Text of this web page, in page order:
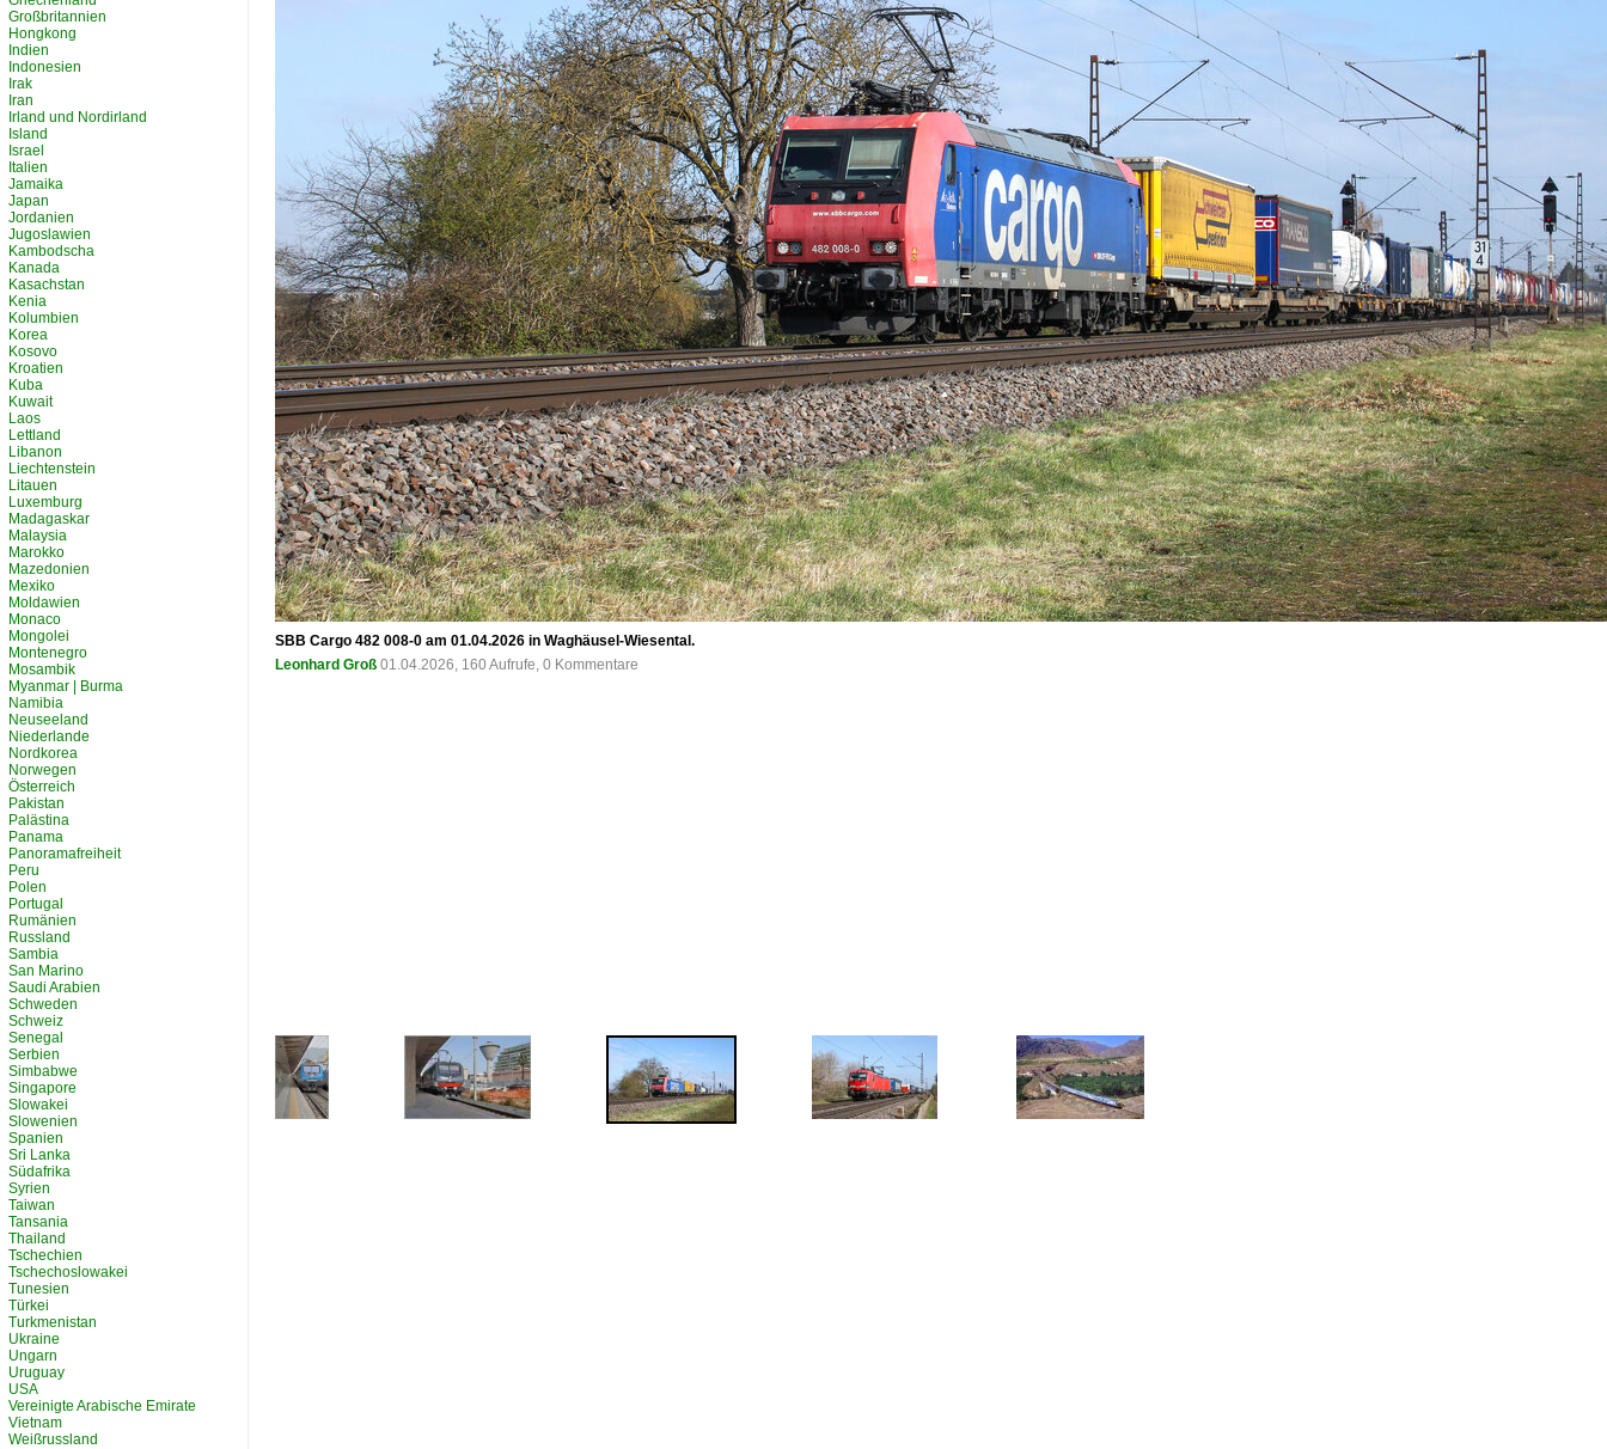
SBB Cargo 482 008-0 am 01.04.2026 in Waghäusel-Wiesental.
Leonhard Groß 01.04.2026, 160 Aufrufe, 0 Kommentare
Großbritannien
Hongkong
Indien
Indonesien
Irak
Iran
Irland und Nordirland
Island
Israel
Italien
Jamaika
Japan
Jordanien
Jugoslawien
Kambodscha
Kanada
Kasachstan
Kenia
Kolumbien
Korea
Kosovo
Kroatien
Kuba
Kuwait
Laos
Lettland
Libanon
Liechtenstein
Litauen
Luxemburg
Madagaskar
Malaysia
Marokko
Mazedonien
Mexiko
Moldawien
Monaco
Mongolei
Montenegro
Mosambik
Myanmar | Burma
Namibia
Neuseeland
Niederlande
Nordkorea
Norwegen
Österreich
Pakistan
Palästina
Panama
Panoramafreiheit
Peru
Polen
Portugal
Rumänien
Russland
Sambia
San Marino
Saudi Arabien
Schweden
Schweiz
Senegal
Serbien
Simbabwe
Singapore
Slowakei
Slowenien
Spanien
Sri Lanka
Südafrika
Syrien
Taiwan
Tansania
Thailand
Tschechien
Tschechoslowakei
Tunesien
Türkei
Turkmenistan
Ukraine
Ungarn
Uruguay
USA
Vereinigte Arabische Emirate
Vietnam
Weißrussland